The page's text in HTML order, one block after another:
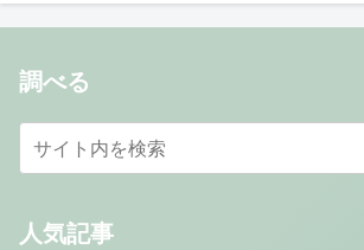
調べる
人気記事